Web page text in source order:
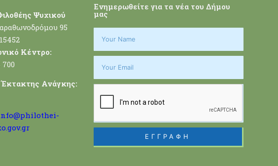
Ψυχικού
95
Κέντρο:
700
Ανάγκης:
Ενημερωθείτε για τα νέα του Δήμου
μας
ΕΓΓΡΑΦΗ